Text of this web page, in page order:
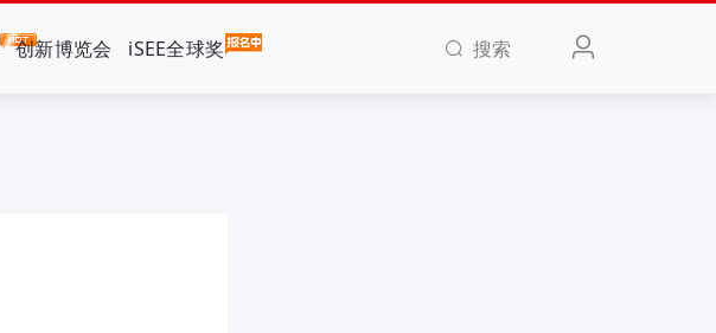
创新博览会 iSEE全球奖 搜索